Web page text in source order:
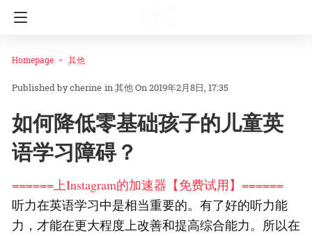
Homepage 其他
cherine in其他On 2019年2月8日, 17:35
如何降低零基础孩子的儿童英
语学习障碍？
======上Instagram的加速器【免费试用】======
听力在英语学习中是相当重要的。有了好的听力能
力，才能在更大程度上改善和提高综合能力。所以在